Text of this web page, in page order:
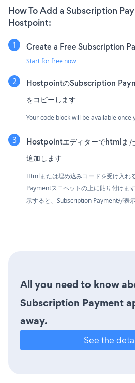
How To Add a Subscription
Hostpoint:
Create a Free Subscription
Start for free now
HostpointのSubscription
をコピーします
Your code block will be available once
Hostpointエディターでhtmlま
追加します
Htmlまたは埋め込みコードを受け入
Paymentスニペットの上に貼り付けま
示すると、Subscription Paymentが表
All you need to know
Subscription Payment
away.
See the